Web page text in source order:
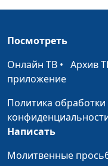
ответил?
Пасха наша – Христос
Что такое покаяние
нему прийти?
В ожидании
Посмотреть
Онлайн ТВ • Архив
приложение
Политика
Написать
Молитвенные